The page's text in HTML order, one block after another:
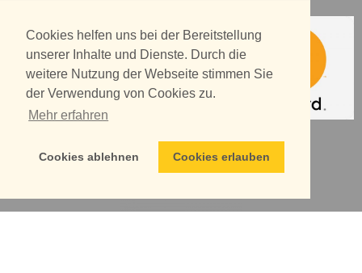
Cookies helfen uns bei der Bereitstellung
unserer Inhalte und Dienste. Durch die
weitere Nutzung der Webseite stimmen Sie
der Verwendung von Cookies zu.
Mehr erfahren
Cookies ablehnen Cookies erlauben
WIR VERSENDEN MIT